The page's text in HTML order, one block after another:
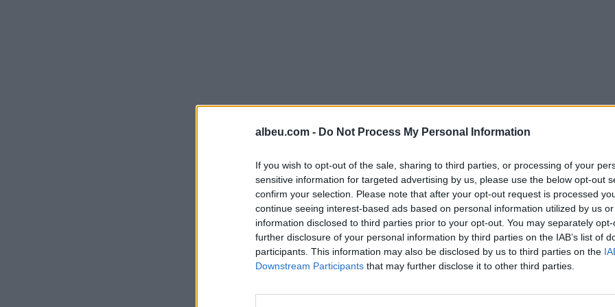
albeu.com - Do Not Process My Personal Information
If you wish to opt-out of the sale, sharing to third parties, or processing of your
sensitive information for targeted advertising by us, please use the below opt-out
confirm your selection. Please note that after your opt-out request is processed
continue seeing interest-based ads based on personal information utilized by us
information disclosed to third parties prior to your opt-out. You may separately
further disclosure of your personal information by third parties on the IAB’s list of
participants. This information may also be disclosed by us to third parties on the
Downstream Participants that may further disclose it to other third parties.